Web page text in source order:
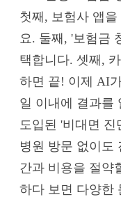
첫째, 보험사 앱
요. 둘째, '보험금
택합니다. 셋째,
하면 끝! 이제 AI
일 이내에 결과를
도입된 '비대면
병원 방문 없이도
간과 비용을 절약
하다 보면 다양한